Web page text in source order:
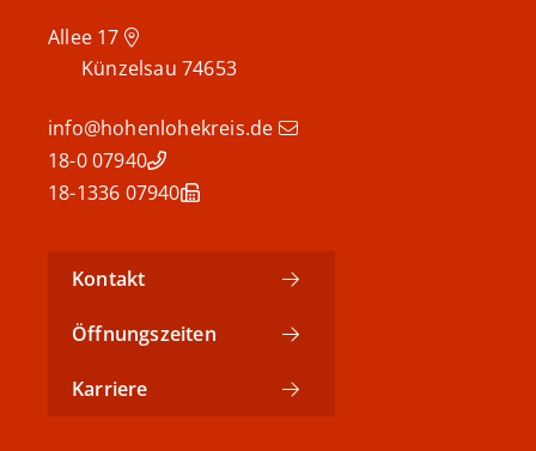
74653
Künzelsau
info@hohenlohekreis.de
07940 18-0
07940 18-1336
Kontakt
Öffnungszeiten
Karriere